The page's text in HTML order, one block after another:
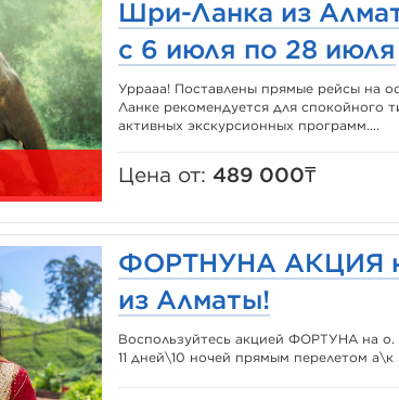
Шри-Ланка из
с 6 июля по 28 июля
Уррааа! Поставлены прямые рейсы на
Ланке рекомендуется для спокойного
активных экскурсионных программ....
Цена от:489 000₸
ФОРТНУНА АКЦИЯ
из Алматы!
Воспользуйтесь акцией ФОРТУНА на
11 дней\10 ночей прямым перелетом а\к